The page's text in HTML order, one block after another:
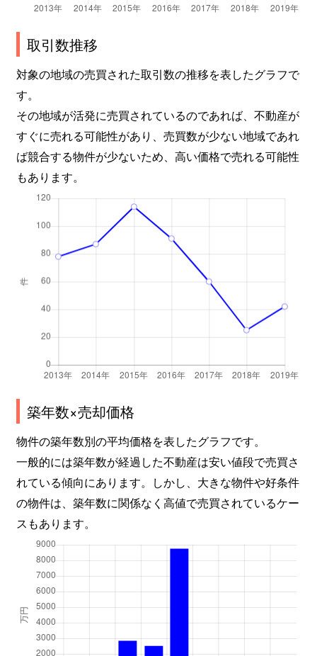
取引数推移
対象の地域の売買された取引数の推移を表したグラフで
す。
その地域が活発に売買されているのであれば、不動産が
すぐに売れる可能性があり、売買数が少ない地域であれ
ば競合する物件が少ないため、高い価格で売れる可能性
もあります。
築年数×売却価格
物件の築年数別の平均価格を表したグラフです。
一般的には築年数が経過した不動産は安い値段で売買さ
れている傾向にあります。しかし、大きな物件や好条件
の物件は、築年数に関係なく高値で売買されているケー
スもあります。